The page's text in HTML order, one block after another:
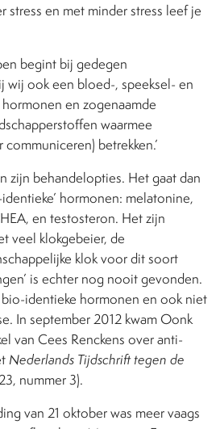
stress en met minder stress leef je
begint bij gedegen
wij ook een bloed-, speeksel- en
en zogenaamde
waarmee
betrekken.’
zijn behandelopties. Het gaat dan
hormonen: melatonine,
en testosteron. Het zijn
veel klokgebeier, de
klok voor dit soort
is echter nog nooit gevonden.
identieke hormonen en ook niet
In september 2012 kwam Oonk
van Cees Renckens over anti-
Nederlands Tijdschrift tegen de
nummer 3).
van 21 oktober was meer vaags